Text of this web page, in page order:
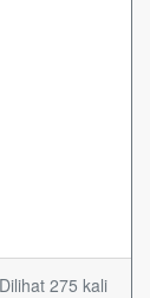
275 kali